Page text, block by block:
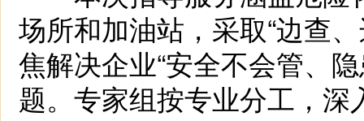
场所和加油站，采取“边查
焦解决企业“安全不会管、
题。专家组按专业分工，